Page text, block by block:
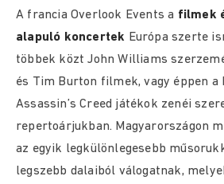
A francia Overlook Events a filmek
alapuló koncertek Európa szerte
többek közt John Williams
és Tim Burton filmek, vagy éppen a
Assassin’s Creed játékok zenéi
repertoárjukban. Magyarországon
az egyik legkülönlegesebb
legszebb dalaiból válogatnak,